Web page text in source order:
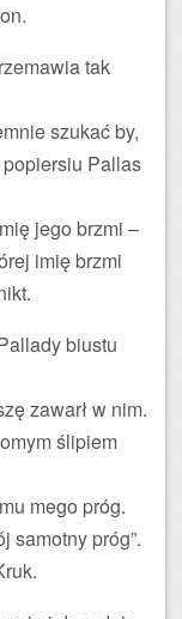
tak
szukać by,
Pallas
jego brzmi –
imię brzmi
biustu
zawarł w nim.
ślipiem
mego próg.
samotny próg”.